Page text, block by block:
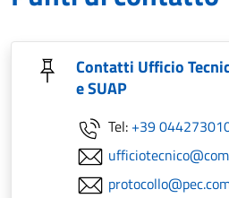
Contatti Ufficio
e SUAP
Tel: +39